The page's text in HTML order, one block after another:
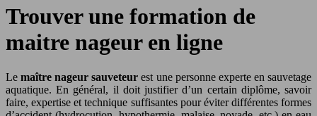
Trouver une formation de
maitre nageur en ligne
Lemaître nageur sauveteur est une personne experte en sauvetage
aquatique. En général, il doit justifier d’un certain diplôme, savoir
faire, expertise et technique suffisantes pour éviter différentes formes